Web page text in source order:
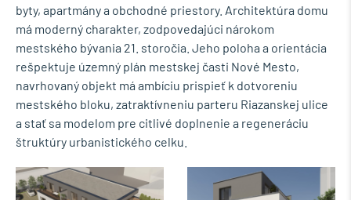
byty, apartmány a obchodné priestory. Architektúra domu
má moderný charakter, zodpovedajúci nárokom
mestského bývania 21. storočia. Jeho poloha a orientácia
rešpektuje územný plán mestskej časti Nové Mesto,
navrhovaný objekt má ambíciu prispieť k dotvoreniu
mestského bloku, zatraktívneniu parteru Riazanskej ulice
a stať sa modelom pre citlivé doplnenie a regeneráciu
štruktúry urbanistického celku.